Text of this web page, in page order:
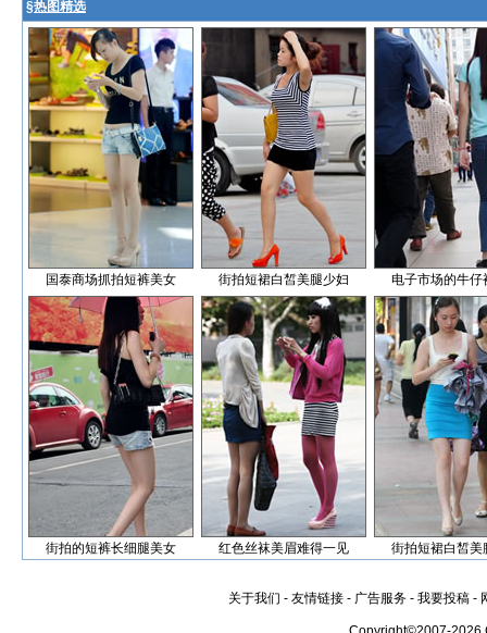
§热图精选
国泰商场抓拍短裤美女 街拍短裙白皙美腿少妇 电子市场的牛仔
街拍的短裤长细腿美女 红色丝袜美眉难得一见 街拍短裙白皙美
关于我们 - 友情链接 - 广告服务 - 我要投稿 -